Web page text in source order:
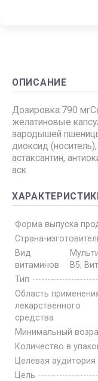
ОПИСАНИЕ
Дозировка:790
желатиновые
зародышей
диоксид
астаксантин,
аск
Форма выпуска
Страна-
Вид
витаминов
B5,
Тип
Область
лекарственного
средства
Минимальный
Количество в
Целевая аудитория
Цель